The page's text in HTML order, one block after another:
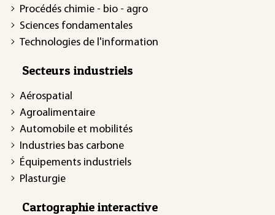
Procédés chimie - bio - agro
Sciences fondamentales
Technologies de l'information
Secteurs industriels
Aérospatial
Agroalimentaire
Automobile et mobilités
Industries bas carbone
Équipements industriels
Plasturgie
Cartographie interactive